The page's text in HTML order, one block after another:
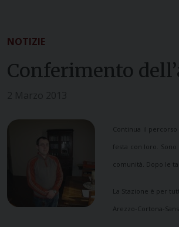
NOTIZIE
Conferimento
Continua il
festa con loro.
comunità. Dopo le
La Stazione è per
Arezzo-Cortona-